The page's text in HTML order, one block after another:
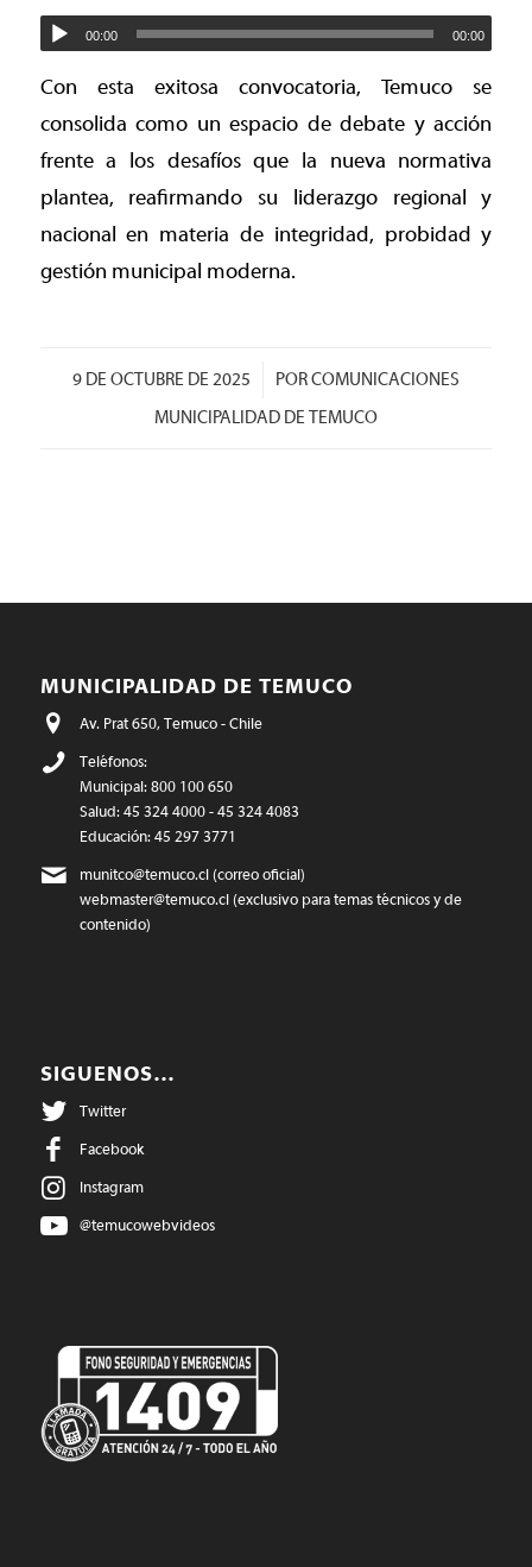
00:00 00:00
Con esta exitosa convocatoria, Temuco se
consolida como un espacio de debate y acción
frente a los desafíos que la nueva normativa
plantea, reafirmando su liderazgo regional y
nacional en materia de integridad, probidad y
gestión municipal moderna.
9 DE OCTUBRE DE 2025
/ PORCOMUNICACIONES
MUNICIPALIDAD DE TEMUCO
MUNICIPALIDAD DE TEMUCO
Av. Prat 650, Temuco - Chile
Teléfonos:
Municipal: 800 100 650
Salud: 45 324 4000 - 45 324 4083
Educación: 45 297 3771
munitco@temuco.cl(correo oficial)
webmaster@temuco.cl(exclusivo para temas técnicos y de
contenido)
SIGUENOS…
Twitter
Facebook
Instagram
@temucowebvideos